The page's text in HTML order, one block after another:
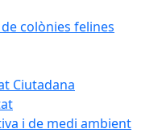
colònies felines
Ciutadana
i de medi ambient